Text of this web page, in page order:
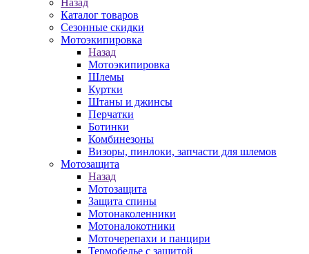
Назад
Каталог товаров
Сезонные скидки
Мотоэкипировка
Назад
Мотоэкипировка
Шлемы
Куртки
Штаны и джинсы
Перчатки
Ботинки
Комбинезоны
Визоры, пинлоки, запчасти для шлемов
Мотозащита
Назад
Мотозащита
Защита спины
Мотонаколенники
Мотоналокотники
Моточерепахи и панцири
Термобелье с защитой